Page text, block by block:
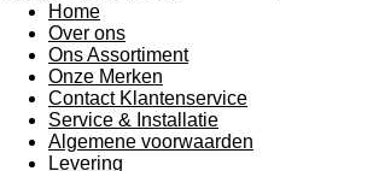
Home
Over ons
Ons Assortiment
Onze Merken
Contact Klantenservice
Service & Installatie
Algemene voorwaarden
Levering